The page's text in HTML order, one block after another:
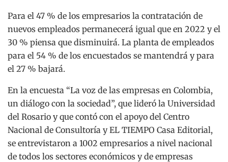
Para el 47 % de los empresarios la contratación de
nuevos empleados permanecerá igual que en 2022 y el
30 % piensa que disminuirá. La planta de empleados
para el 54 % de los encuestados se mantendrá y para
el 27 % bajará.
En la encuesta “La voz de las empresas en Colombia,
un diálogo con la sociedad”, que lideró la Universidad
del Rosario y que contó con el apoyo del Centro
Nacional de Consultoría y EL TIEMPO Casa Editorial,
se entrevistaron a 1002 empresarios a nivel nacional
de todos los sectores económicos y de empresas